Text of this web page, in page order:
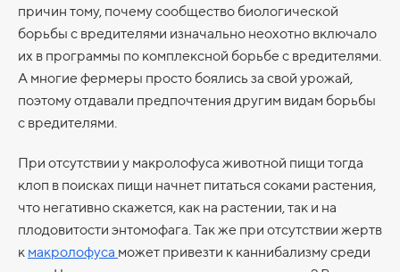
причин тому, почему сообщество биологической
борьбы с вредителями изначально неохотно включало
их в программы по комплексной борьбе с вредителями.
А многие фермеры просто боялись за свой урожай,
поэтому отдавали предпочтения другим видам борьбы
с вредителями.
При отсутствии у макролофуса животной пищи тогда
клоп в поисках пищи начнет питаться соками растения,
что негативно скажется, как на растении, так и на
плодовитости энтомофага. Так же при отсутствии жертв
к макролофуса может привезти к каннибализму среди